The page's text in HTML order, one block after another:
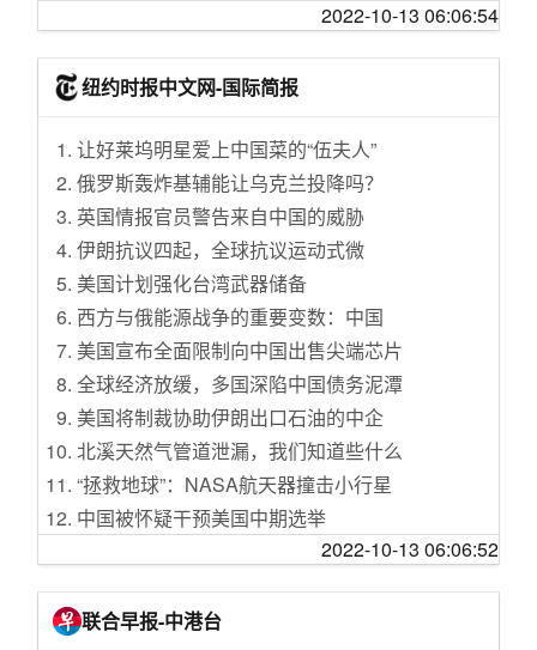
国际空间站的部分工作人员准备返回地球 研究
工作持续进行中
《龙之家族》时间跳跃引不满 R.R.马丁：需要
他：21个月拿下清华博士 击败NASA打破欧美
垄断
SSD主控芯片巨头喊话：闪存市场触底 现在已
经是亏本卖
现代汽车宣布2025年将所有车型转换为SDV
[情感天地]来玩文字游戏，谁和谁是天生一对
[情感天地]我爸二婚
[天涯杂谈]贵州高速客车侧翻27人遇难，20人受
[情感天地]为了婚外情离了婚，又和婚外的她相
互无尽折磨
[情感天地]离异的生活
[旅游休闲]〖天涯头条〗老家山西
[生活那点事]35+之后应该怎么选？深圳还是杭
州
[天涯杂谈]彩礼是中华民族的传统文化，不能一
否了之【讨论】
[天涯杂谈]出国就读莫斯科大学的前景【讨论】
[重庆]隔离收费是否属于强制消费？
[国际观察]克里米亚大桥大爆炸，突发
[贴图专区]记录工地生活
[红袖天涯]说说地摊经济
[台湾风云]北京退休老头的农民生活
[红袖天涯]【小说季】古庙奇缘（天涯发现）
[重庆]为什么街头突然冒出那么多零食店？
加拿大任命新驻华大使 曾任中国国开行顾问、
韩国人抗议后 澳大利亚182家超市下架“旭日旗”
衬衫
在美医治罕见疾病移民将被遣返？美国称将重
新考虑
为环保出力 德国环境部长：今后全部公务宴改
吃素
吃货的倔强：美国男子因未买到人气三明治怒
告餐馆
北大红楼二层首次开放 两大专题展览同时开幕
鲁哈尼宣布进一步中止履行核协议
《中国共产党问责条例》修订 将履职不力不作
为纳入问责情形
俄外长呼吁延长《新削减战略武器条约》有效
期
美对伊朗“极限施压” 名目层出不穷 又称制裁伊
动议被否
2022-10-13 06:06:54
纽约时报中文网-国际简报
让好莱坞明星爱上中国菜的“伍夫人”
俄罗斯轰炸基辅能让乌克兰投降吗？
英国情报官员警告来自中国的威胁
伊朗抗议四起，全球抗议运动式微
美国计划强化台湾武器储备
西方与俄能源战争的重要变数：中国
美国宣布全面限制向中国出售尖端芯片
全球经济放缓，多国深陷中国债务泥潭
美国将制裁协助伊朗出口石油的中企
北溪天然气管道泄漏，我们知道些什么
“拯救地球”：NASA航天器撞击小行星
中国被怀疑干预美国中期选举
女性站在伊朗反政府抗议最前沿
伊朗年轻人为何再次走上街头抗议
俄罗斯动员乌克兰人参战对抗祖国
2022-10-13 06:06:52
联合早报-中港台